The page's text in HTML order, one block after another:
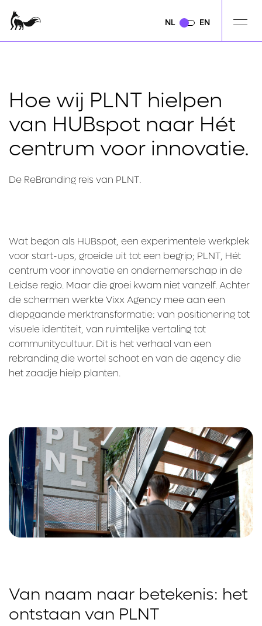
NL EN
NL EN
Hoe wij PLNT hielpen
van HUBspot naar Hét
centrum voor innovatie.
De ReBranding reis van PLNT.
Wat begon als HUBspot, een experimentele werkplek
voor start-ups, groeide uit tot een begrip; PLNT, Hét
centrum voor innovatie en ondernemerschap in de
Leidse regio. Maar die groei kwam niet vanzelf. Achter
de schermen werkte Vixx Agency mee aan een
diepgaande merktransformatie: van positionering tot
visuele identiteit, van ruimtelijke vertaling tot
communitycultuur. Dit is het verhaal van een
rebranding die wortel schoot en van de agency die
het zaadje hielp planten.
Van naam naar betekenis: het
ontstaan van PLNT